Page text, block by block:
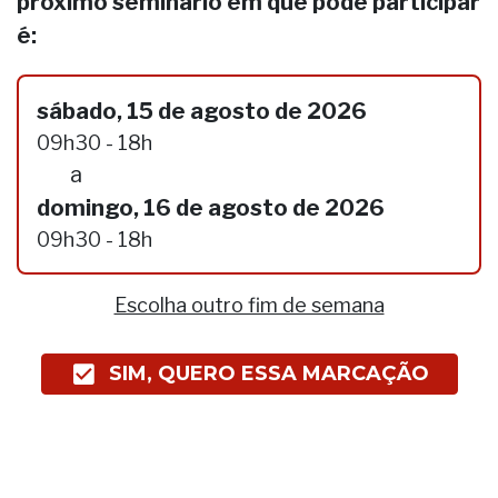
é:
sábado, 15 de agosto de 2026
09h30 - 18h
a
domingo, 16 de agosto de 2026
09h30 - 18h
Escolha outro fim de semana
SIM, QUERO ESSA MARCAÇÃO